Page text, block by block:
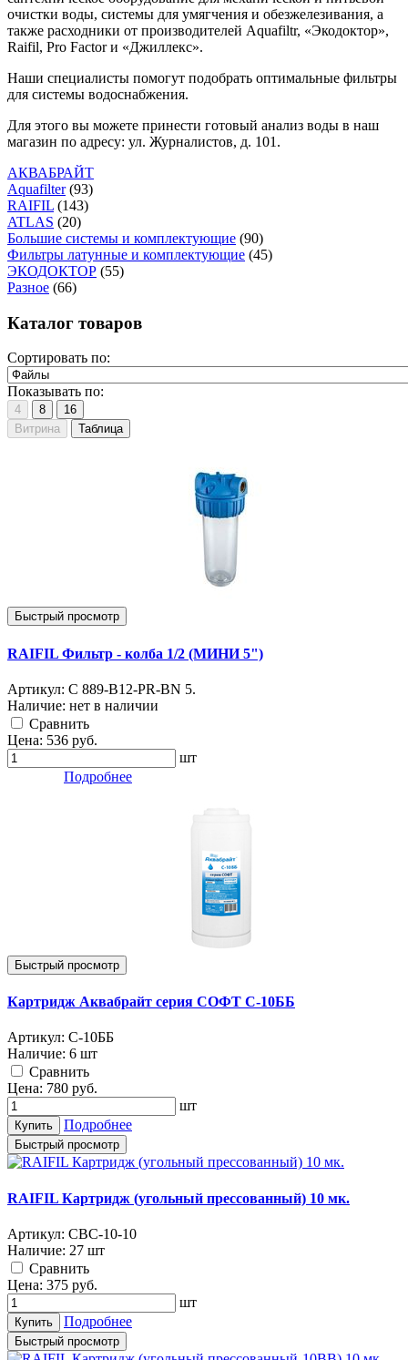
очистки воды, системы для умягчения и обезжелезивания, а
также расходники от производителей Aquafiltr, «Экодоктор»,
Raifil, Pro Factor и «Джиллекс».
Наши специалисты помогут подобрать оптимальные фильтры
для системы водоснабжения.
Для этого вы можете принести готовый анализ воды в наш
магазин по адресу: ул. Журналистов, д. 101.
АКВАБРАЙТ
Aquafilter (93)
RAIFIL (143)
ATLAS (20)
Большие системы и комплектующие (90)
Фильтры латунные и комплектующие (45)
ЭКОДОКТОР (55)
Разное (66)
Каталог товаров
Сортировать по:
Показывать по:
4 8
16
Витрина
Таблица
Быстрый просмотр
RAIFIL Фильтр - колба 1/2 (МИНИ 5")
Артикул: С 889-В12-PR-BN 5.
Наличие: нет в наличии
Cравнить
Цена: 536 руб.
шт
Подробнее
Быстрый просмотр
Картридж Аквабрайт серия СОФТ С-10ББ
Артикул: С-10ББ
Наличие: 6 шт
Cравнить
Цена: 780 руб.
шт
Купить Подробнее
Быстрый просмотр
RAIFIL Картридж (угольный прессованный) 10 мк.
Артикул: СВС-10-10
Наличие: 27 шт
Cравнить
Цена: 375 руб.
шт
Купить Подробнее
Быстрый просмотр